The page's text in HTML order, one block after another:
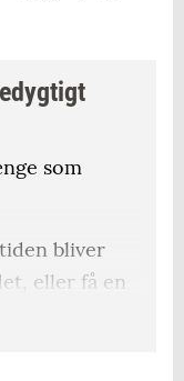
som
bliver
eller få en